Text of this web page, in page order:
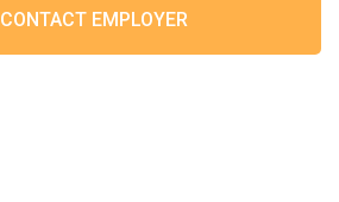
CONTACT EMPLOYER